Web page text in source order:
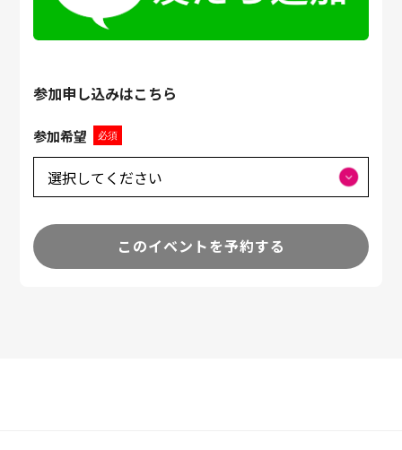
参加申し込みはこちら
参加希望 必須
このイベントを予約する